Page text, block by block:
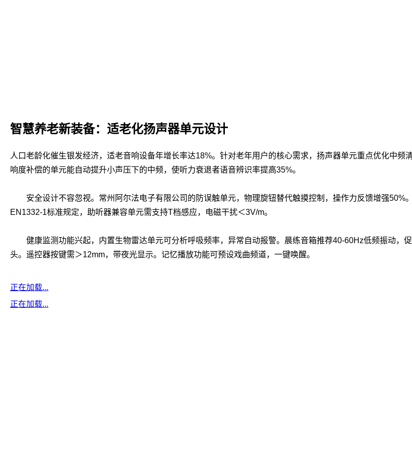
智慧养老新装备：适老化扬声器单元设计
人口老龄化催生银发经济，适老音响设备年增长率达18%。针对老年用户的核心需求，扬声器单元重点优化中
响度补偿的单元能自动提升小声压下的中频，使听力衰退者语音辨识率提高35%。
安全设计不容忽视。常州阿尔法电子有限公司的防误触单元，物理旋钮替代触摸控制，操作力反馈增强50%
EN1332-1标准规定，助听器兼容单元需支持T档感应，电磁干扰＜3V/m。
健康监测功能兴起，内置生物雷达单元可分析呼吸频率，异常自动报警。晨练音箱推荐40-60Hz低频振动，
头。遥控器按键需＞12mm，带夜光显示。记忆播放功能可预设戏曲频道，一键唤醒。
正在加载...
正在加载...